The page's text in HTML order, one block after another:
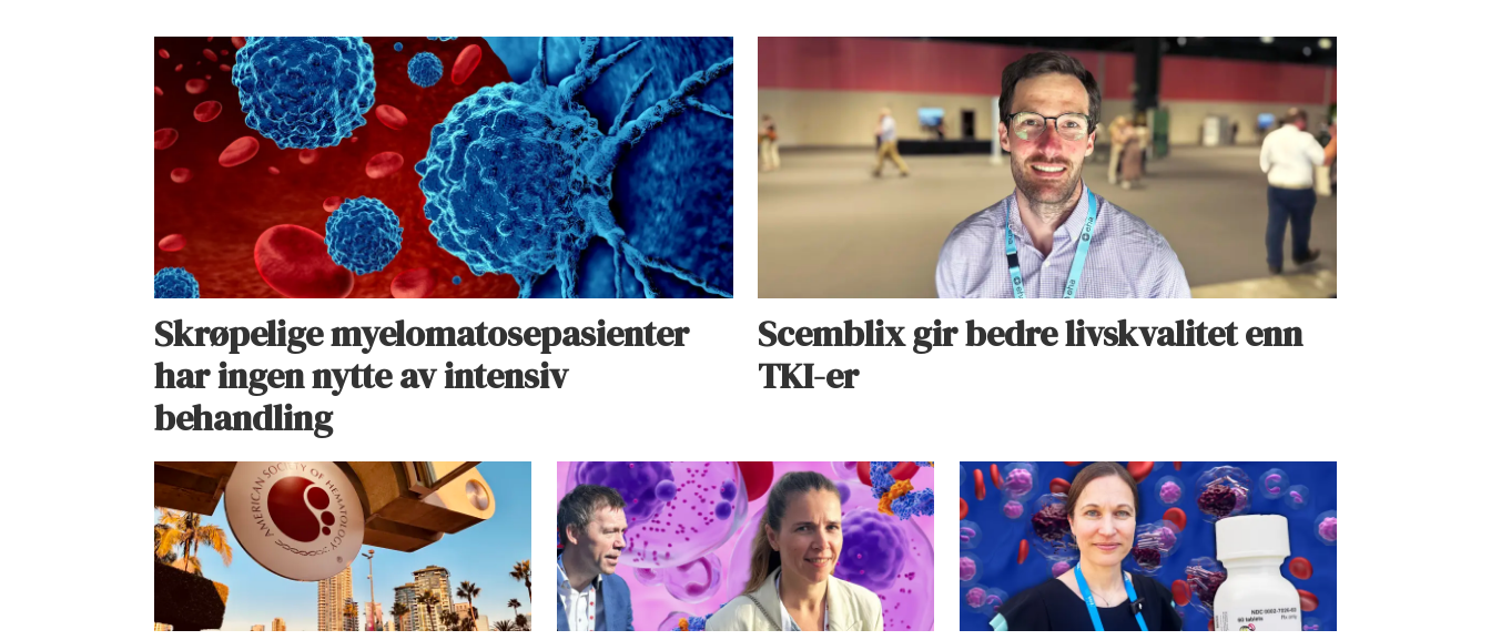
Skrøpelige myelomatosepasienter
har ingen nytte av intensiv
behandling
Scemblix gir bedre livskvalitet enn
TKI-er